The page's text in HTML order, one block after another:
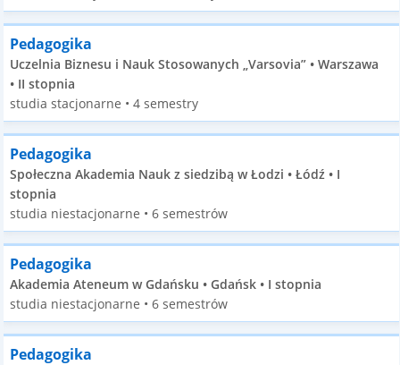
Pedagogika
Uczelnia Biznesu i Nauk Stosowanych „Varsovia” • Warszawa
• II stopnia
studia stacjonarne • 4 semestry
Pedagogika
Społeczna Akademia Nauk z siedzibą w Łodzi • Łódź • I
stopnia
studia niestacjonarne • 6 semestrów
Pedagogika
Akademia Ateneum w Gdańsku • Gdańsk • I stopnia
studia niestacjonarne • 6 semestrów
Pedagogika